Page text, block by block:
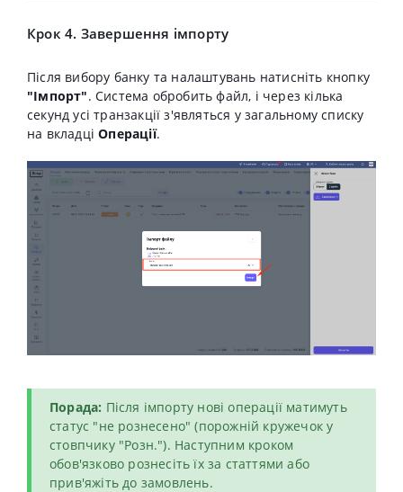
Крок 4. Завершення імпорту
Після вибору банку та налаштувань натисніть кнопку
"Імпорт". Система обробить файл, і через кілька
секунд усі транзакції з'являться у загальному списку
на вкладціОперації.
Порада: Після імпорту нові операції матимуть
статус "не рознесено" (порожній кружечок у
стовпчику "Розн."). Наступним кроком
обов'язково рознесіть їх за статтями або
прив'яжіть до замовлень.